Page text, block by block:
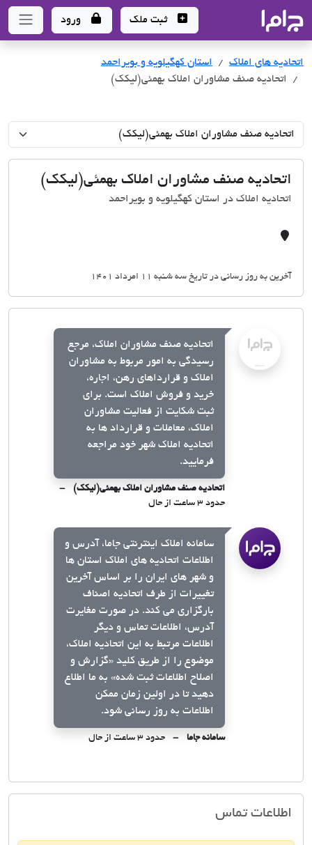
- سامانه جامع املاک و مشاورین املاک
ثبت ملک ورود
اتحادیه های املاک اتحادیه های املاک
استان کهگیلویه و بویراحمد
اتحادیه صنف مشاوران املاک بهمئی(لیکک)
اتحادیه صنف مشاوران املاک بهمئی(لیکک)
اتحادیه املاک در استان کهگیلویه و بویراحمد
آخرین به روز رسانی در تاریخ سه شنبه 11 امرداد 1401
اتحادیه صنف مشاوران املاک، مرجع
رسیدگی به امور مربوط به مشاوران
املاک و قرارداهای رهن، اجاره،
خرید و فروش املاک است. برای
ثبت شکایت از فعالیت مشاوران
املاک، معاملات و قرارداد ها به
اتحادیه املاک شهر خود مراجعه
فرمایید.
اتحادیه صنف مشاوران املاک بهمئی(لیکک)
حدود ۳ ساعت از حال
سامانه املاک اینترنتی جاما، آدرس و
اطلاعات اتحادیه های املاک استان ها
و شهر های ایران را بر اساس آخرین
تغییرات از طرف اتحادیه اصناف
بارگزاری می کند. در صورت مغایرت
آدرس، اطلاعات تماس و دیگر
اطلاعات مرتبط به این اتحادیه املاک،
موضوع را از طریق کلید «گزارش و
اصلاح اطلاعات ثبت شده» به ما اطلاع
دهید تا در اولین زمان ممکن
اطلاعات به روز رسانی شود.
سامانه جاما حدود ۳ ساعت از حال
اطلاعات تماس